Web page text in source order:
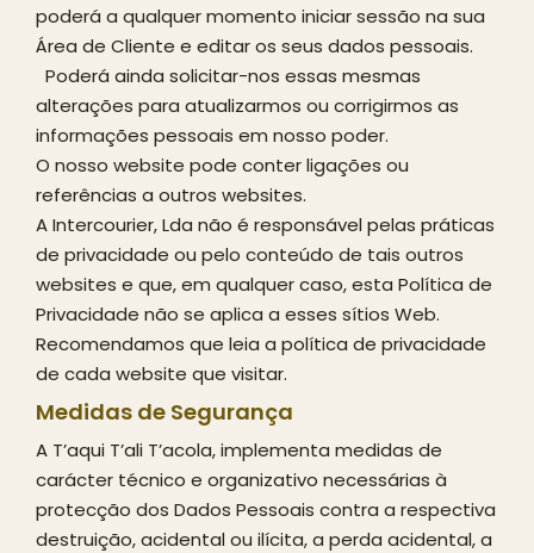
poderá a qualquer momento iniciar sessão na sua
Área de Cliente e editar os seus dados pessoais.
Poderá ainda solicitar-nos essas mesmas
alterações para atualizarmos ou corrigirmos as
informações pessoais em nosso poder.
O nosso website pode conter ligações ou
referências a outros websites.
A Intercourier, Lda não é responsável pelas práticas
de privacidade ou pelo conteúdo de tais outros
websites e que, em qualquer caso, esta Política de
Privacidade não se aplica a esses sítios Web.
Recomendamos que leia a política de privacidade
de cada website que visitar.
Medidas de Segurança
A T’aqui T’ali T’acola, implementa medidas de
carácter técnico e organizativo necessárias à
protecção dos Dados Pessoais contra a respectiva
destruição, acidental ou ilícita, a perda acidental, a